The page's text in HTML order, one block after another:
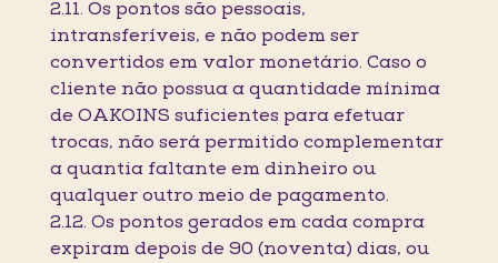
2.11. Os pontos são pessoais,
intransferíveis, e não podem ser
convertidos em valor monetário. Caso o
cliente não possua a quantidade mínima
de OAKOINS suficientes para efetuar
trocas, não será permitido complementar
a quantia faltante em dinheiro ou
qualquer outro meio de pagamento.
2.12. Os pontos gerados em cada compra
expiram depois de 90 (noventa) dias, ou